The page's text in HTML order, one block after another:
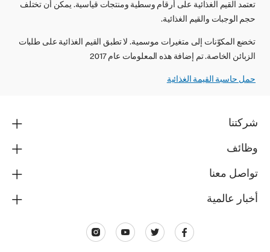
تعتمد القيم الغذائية على أرقام وسطية ومنتجات قياسية. يمكن أن تختلف
حجم الوجبات والقيم الغذائية.
تخضع المكوّنات إلى متغيرات موسمية. لا تطبق القيم الغذائية على طلبات
الزبائن الخاصة. تم إضافة هذه المعلومات عام 2017
حمل حاسبة القيمة الغذائية‬‬
شركتنا
وظائف
تواصل معنا
أخبار عالمية